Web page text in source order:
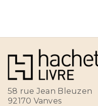
58 rue Jean Bleuzen
92170 Vanves